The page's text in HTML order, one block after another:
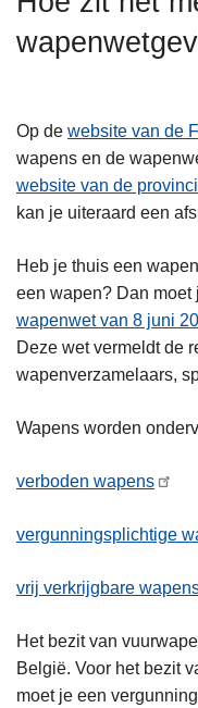
Op de website van de
wapens en de
website van de
kan je uiteraard een
Heb je thuis een
een wapen? Dan moet
wapenwet van 8 juni
Deze wet vermeldt de
wapenverzamelaars,
Wapens worden
verboden wapens
vergunningsplichtige
vrij verkrijgbare
Het bezit van
België. Voor het bezit
moet je een